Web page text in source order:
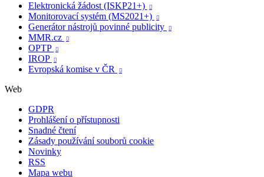
Elektronická žádost (ISKP21+)

Monitorovací systém (MS2021+) 
Generátor nástrojů povinné publicity 
MMR.cz 
OPTP 
IROP 
Evropská komise v ČR 
Web
GDPR
Prohlášení o přístupnosti
Snadné čtení
Zásady používání souborů cookie
Novinky
RSS
Mapa webu